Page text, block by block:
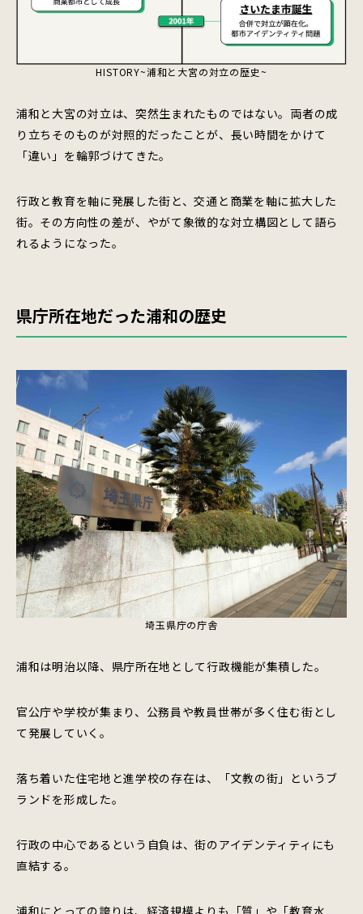
HISTORY~浦和と大宮の対立の歴史~
浦和と大宮の対立は、突然生まれたものではない。両者の成
り立ちそのものが対照的だったことが、長い時間をかけて
「違い」を輪郭づけてきた。
行政と教育を軸に発展した街と、交通と商業を軸に拡大した
街。その方向性の差が、やがて象徴的な対立構図として語ら
れるようになった。
県庁所在地だった浦和の歴史
埼玉県庁の庁舎
浦和は明治以降、県庁所在地として行政機能が集積した。
官公庁や学校が集まり、公務員や教員世帯が多く住む街とし
て発展していく。
落ち着いた住宅地と進学校の存在は、「文教の街」というブ
ランドを形成した。
行政の中心であるという自負は、街のアイデンティティにも
直結する。
浦和にとっての誇りは、経済規模よりも「質」や「教育水